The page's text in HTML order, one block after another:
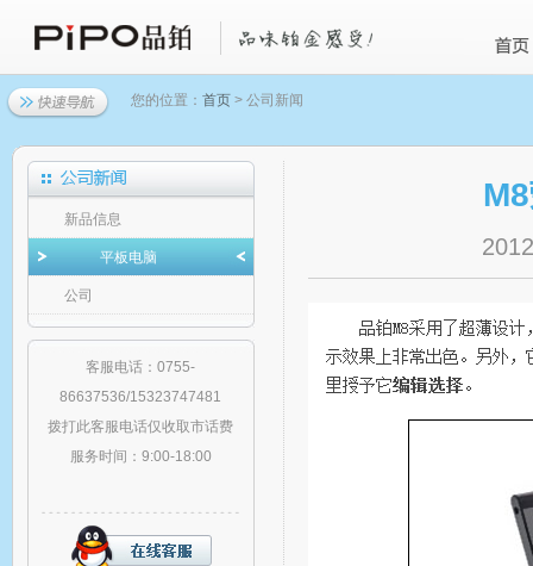
您的位置： 首页 > 公司新闻
新品信息
平板电脑
公司
客服电话：0755-
86637536/15323747481
拨打此客服电话仅收取市话费
服务时间：9:00-18:00